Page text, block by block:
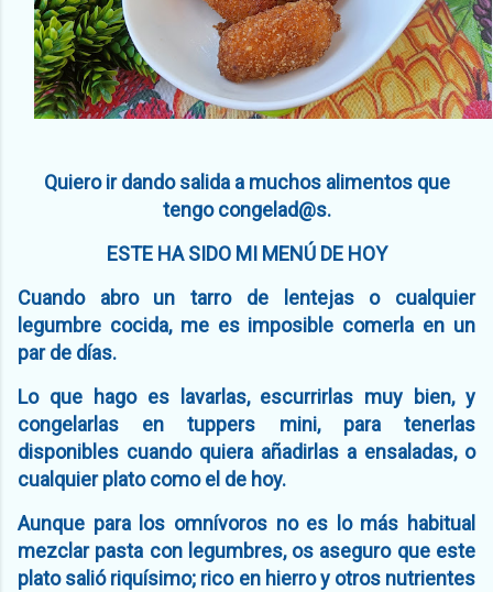
Quiero ir dando salida a muchos alimentos que
tengo congelad@s.
ESTE HA SIDO MI MENÚ DE HOY
Cuando abro un tarro de lentejas o cualquier
legumbre cocida, me es imposible comerla en un
par de días.
Lo que hago es lavarlas, escurrirlas muy bien, y
congelarlas en tuppers mini, para tenerlas
disponibles cuando quiera añadirlas a ensaladas, o
cualquier plato como el de hoy.
Aunque para los omnívoros no es lo más habitual
mezclar pasta con legumbres, os aseguro que este
plato salió riquísimo; rico en hierro y otros nutrientes